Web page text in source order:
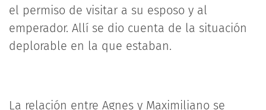
el permiso de visitar a su esposo y al
emperador. Allí se dio cuenta de la situación
deplorable en la que estaban.
La relación entre Agnes y Maximiliano se